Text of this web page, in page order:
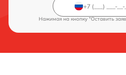
Нажимая на кнопку "Оставить